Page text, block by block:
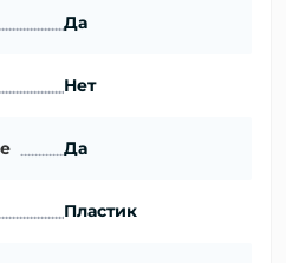
Да
Нет
Да
Пластик